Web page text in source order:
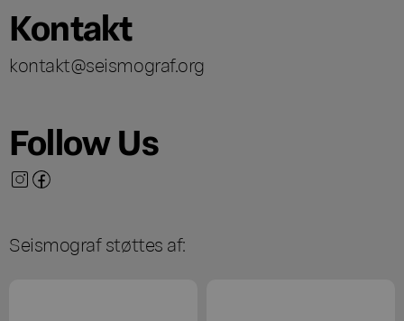
Kontakt
kontakt@seismograf.org
Follow Us
Seismograf støttes af: